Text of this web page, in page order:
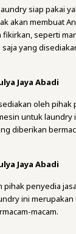
siap pakai
akan membuat
seperti
yang
Jaya Abadi
oleh pihak
untuk
diberikan
Jaya Abadi
pihak penyedia
ini
macam.